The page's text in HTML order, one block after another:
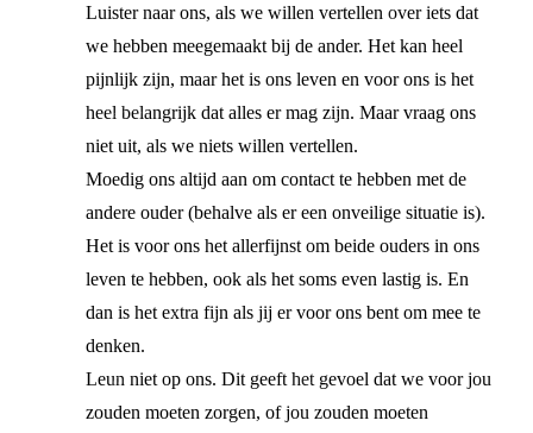
Luister naar ons, als we willen vertellen over iets dat
we hebben meegemaakt bij de ander. Het kan heel
pijnlijk zijn, maar het is ons leven en voor ons is het
heel belangrijk dat alles er mag zijn. Maar vraag ons
niet uit, als we niets willen vertellen.
Moedig ons altijd aan om contact te hebben met de
andere ouder (behalve als er een onveilige situatie is).
Het is voor ons het allerfijnst om beide ouders in ons
leven te hebben, ook als het soms even lastig is. En
dan is het extra fijn als jij er voor ons bent om mee te
denken.
Leun niet op ons. Dit geeft het gevoel dat we voor jou
zouden moeten zorgen, of jou zouden moeten